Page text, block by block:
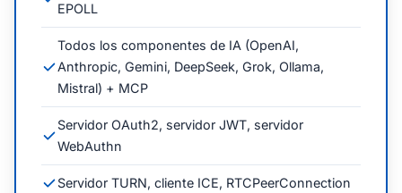
EPOLL
Todos los componentes de IA (OpenAI,
Anthropic, Gemini, DeepSeek, Grok, Ollama,
Mistral) + MCP
Servidor OAuth2, servidor JWT, servidor
WebAuthn
Servidor TURN, cliente ICE, RTCPeerConnection